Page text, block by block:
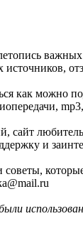
как можно
сайт
и